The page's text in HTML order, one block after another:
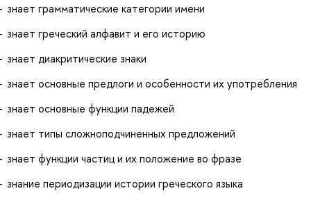
знает грамматические категории имени
знает греческий алфавит и его историю
знает диакритические знаки
знает основные предлоги и особенности их употребления
знает основные функции падежей
знает типы сложноподчиненных предложений
знает функции частиц и их положение во фразе
знание периодизации истории греческого языка